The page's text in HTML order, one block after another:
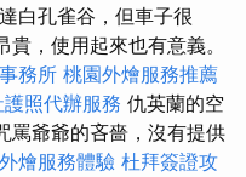
白孔雀谷，但車子很
，使用起來也有意義。
務所 桃園外燴服務推薦
照代辦服務 仇英蘭的空
罵爺爺的吝嗇，沒有提供
燴服務體驗 杜拜簽證攻